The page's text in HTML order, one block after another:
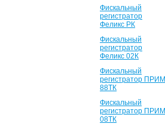
Фискальный
регистратор
Феликс РК
Фискальный
регистратор
Феликс 02К
Фискальный
регистратор ПРИМ
88ТК
Фискальный
регистратор ПРИМ
08ТК